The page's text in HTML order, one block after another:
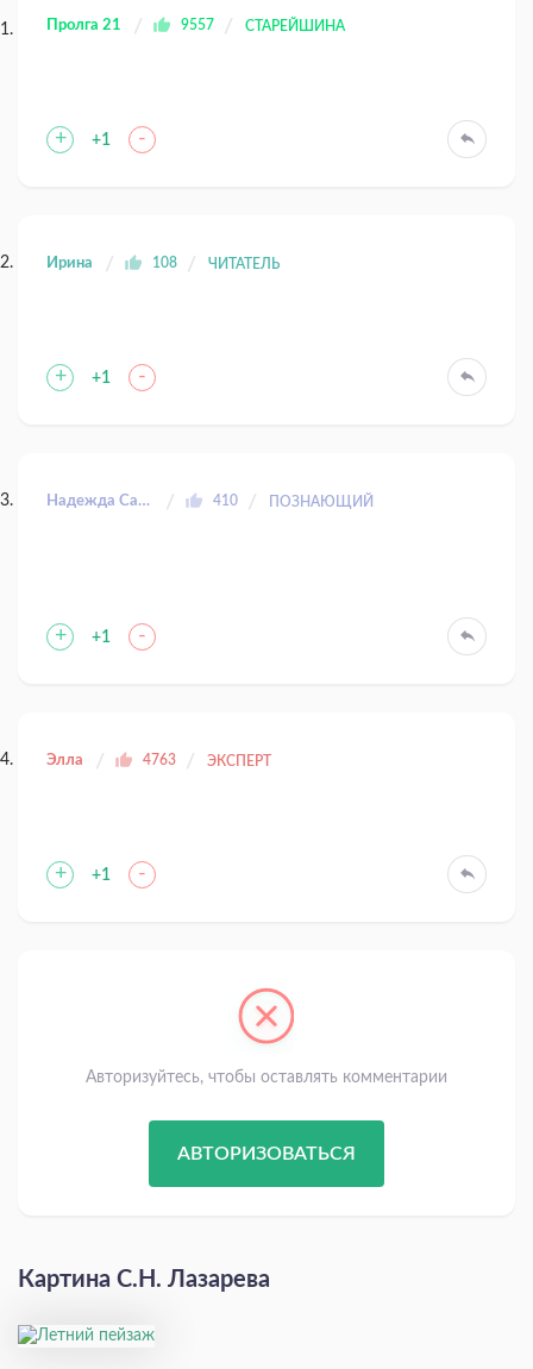
Пролга 21 9557 СТАРЕЙШИНА
+ +1 -
Ирина 108 ЧИТАТЕЛЬ
+ +1 -
Надежда Сазанова 410 ПОЗНАЮЩИЙ
+ +1 -
Элла 4763 ЭКСПЕРТ
+ +1 -
Авторизуйтесь, чтобы оставлять комментарии
АВТОРИЗОВАТЬСЯ
Картина С.Н. Лазарева